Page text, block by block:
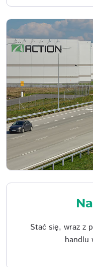
Stać się, wraz z
handlu